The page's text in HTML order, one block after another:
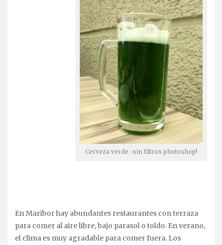
Cerveza verde -sin filtros photoshop!
En Maribor hay abundantes restaurantes con terraza
para comer al aire libre, bajo parasol o toldo. En verano,
el clima es muy agradable para comer fuera. Los